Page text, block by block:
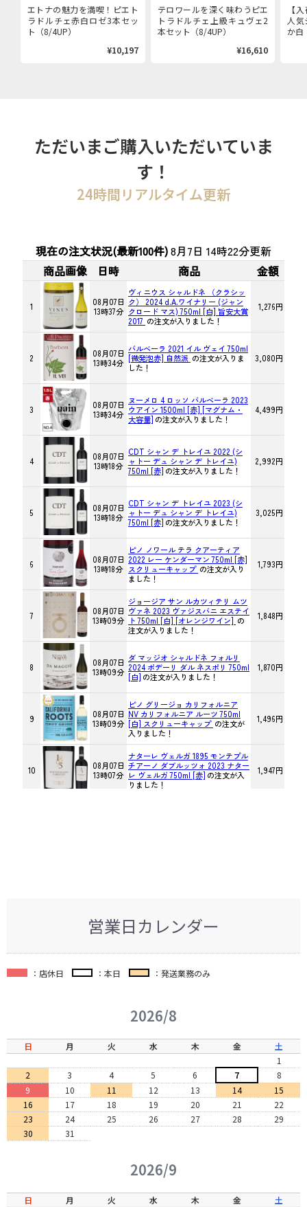
エトナの魅力を満喫！ピエト
ラドルチェ赤白ロゼ3本セッ
ト（8/4UP）
¥10,197
テロワールを深く味わうピエ
トラドルチェ上級キュヴェ2
本セット（8/4UP）
¥16,610
【
人気
か白
ただいまご購入いただいていま
す！
24時間リアルタイム更新
営業日カレンダー
：店休日 ：本日 ：発送業務のみ
2026/8
日 月 火 水 木 金
土
1
2
3 4 5 6 7
8
9
10 11 12 13 14
15
16
17 18 19 20 21
22
23
24 25 26 27 28
29
30
31
2026/9
日 月 火 水 木 金
土